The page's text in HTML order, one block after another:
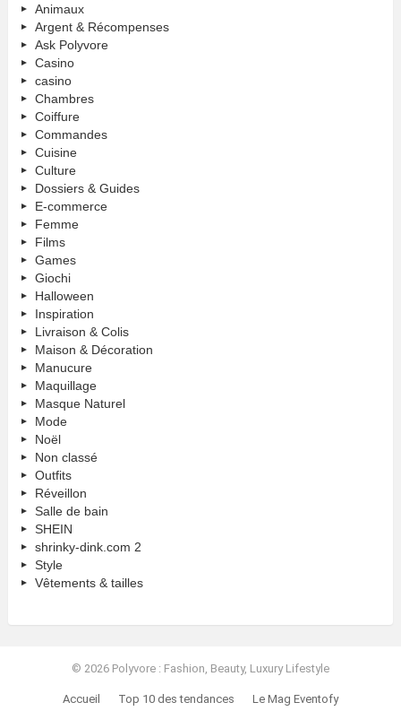
Animaux
Argent & Récompenses
Ask Polyvore
Casino
casino
Chambres
Coiffure
Commandes
Cuisine
Culture
Dossiers & Guides
E-commerce
Femme
Films
Games
Giochi
Halloween
Inspiration
Livraison & Colis
Maison & Décoration
Manucure
Maquillage
Masque Naturel
Mode
Noël
Non classé
Outfits
Réveillon
Salle de bain
SHEIN
shrinky-dink.com 2
Style
Vêtements & tailles
© 2026 Polyvore : Fashion, Beauty, Luxury Lifestyle
Accueil Top 10 des tendances
Le Mag Eventofy